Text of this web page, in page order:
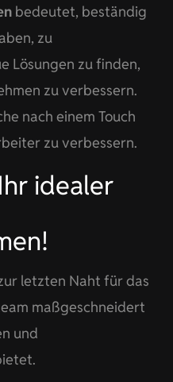
bedeutet, beständig
zu
Lösungen zu finden,
zu verbessern.
nach einem Touch
zu verbessern.
idealer
letzten Naht für das
maßgeschneidert
und